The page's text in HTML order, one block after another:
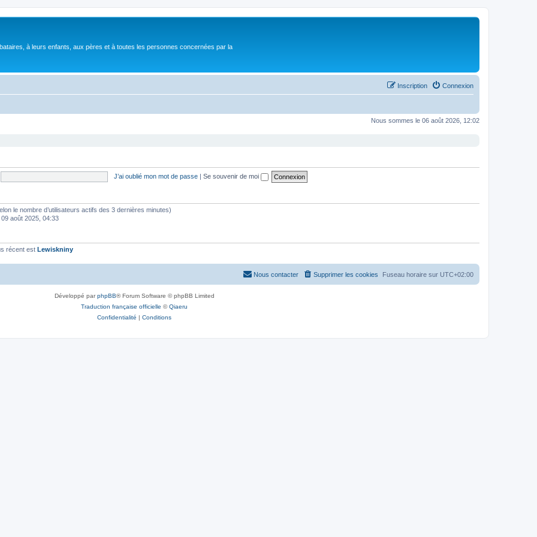
à leurs enfants, aux pères et à toutes les personnes concernées par la
Connexion
Inscription
Nous sommes le 06 août 2026, 12:02
J’ai oublié mon mot de passe | Se souvenir de moi
le nombre d’utilisateurs actifs des 3 dernières minutes)
09 août 2025, 04:33
récent est Lewiskniny
Fuseau horaire sur UTC+02:00
Supprimer les cookies
Nous contacter
Développé parphpBB® Forum Software © phpBB Limited
Traduction française officielle ©Qiaeru
Confidentialité | Conditions